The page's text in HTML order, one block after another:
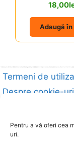
Pentru a vă oferi cea
uri.
18,00
Adaugă în
Termeni de
Despre cookie-uri
Date identificare
A.N.P.C.